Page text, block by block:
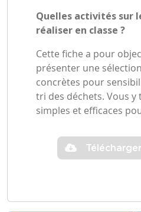
Quelles activités sur
réaliser en classe ?
Cette fiche a pour
présenter une
concrètes pour
tri des déchets. Vous
simples et efficaces
Télécharger